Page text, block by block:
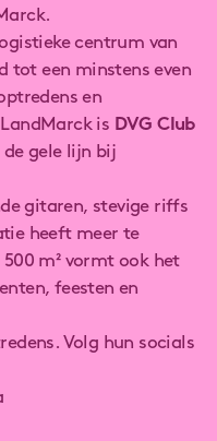
centrum van
tot een minstens even
en
is DVG Club
gele lijn bij
gitaren, stevige riffs
heeft meer te
m² vormt ook het
feesten en
Volg hun socials